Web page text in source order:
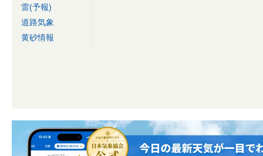
雷(予報)
道路気象
黄砂情報